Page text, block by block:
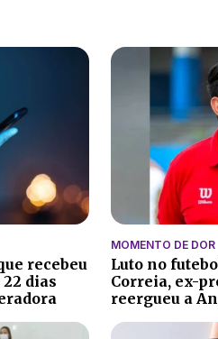
recebeu
dias
MOMENTO DE DOR
Luto no
Correia, ex-
reergueu a